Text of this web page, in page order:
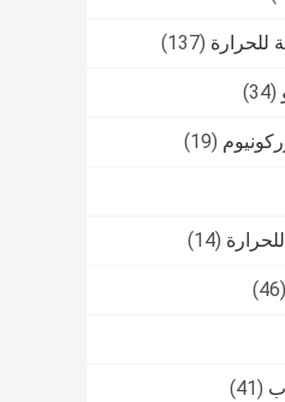
للحرارة (137)
(34)
(19)
(14)
(46)
(41)